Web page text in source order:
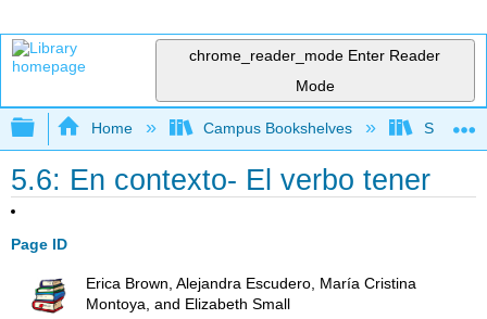
chrome_reader_mode Enter Reader
Mode
Expand/collapse global hierarchy
Home Campus Bookshelves Skyline
5.6: En contexto- El verbo tener
Page ID
Erica Brown, Alejandra Escudero, María Cristina
Montoya, and Elizabeth Small